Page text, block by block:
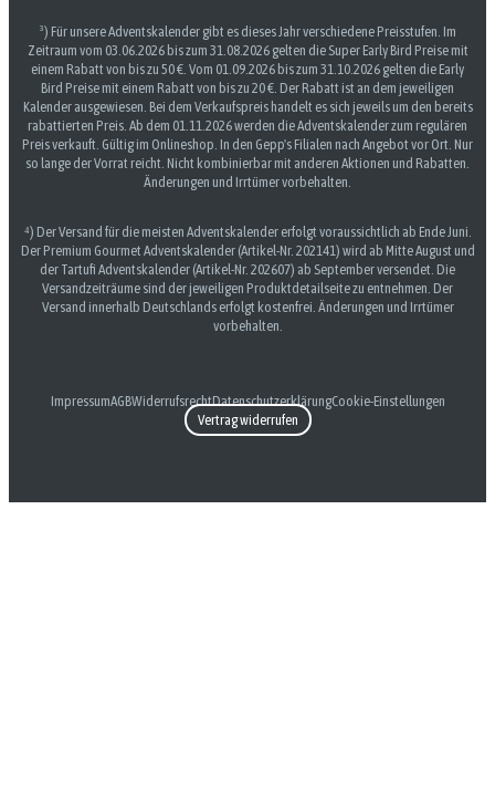
³) Für unsere Adventskalender gibt es dieses Jahr verschiedene Preisstufen. Im
Zeitraum vom 03.06.2026 bis zum 31.08.2026 gelten die Super Early Bird Preise mit
einem Rabatt von bis zu 50 €. Vom 01.09.2026 bis zum 31.10.2026 gelten die Early
Bird Preise mit einem Rabatt von bis zu 20 €. Der Rabatt ist an dem jeweiligen
Kalender ausgewiesen. Bei dem Verkaufspreis handelt es sich jeweils um den bereits
rabattierten Preis. Ab dem 01.11.2026 werden die Adventskalender zum regulären
Preis verkauft. Gültig im Onlineshop. In den Gepp's Filialen nach Angebot vor Ort. Nur
so lange der Vorrat reicht. Nicht kombinierbar mit anderen Aktionen und Rabatten.
Änderungen und Irrtümer vorbehalten.
⁴) Der Versand für die meisten Adventskalender erfolgt voraussichtlich ab Ende Juni.
Der Premium Gourmet Adventskalender (Artikel-Nr. 202141) wird ab Mitte August und
der Tartufi Adventskalender (Artikel-Nr. 202607) ab September versendet. Die
Versandzeiträume sind der jeweiligen Produktdetailseite zu entnehmen. Der
Versand innerhalb Deutschlands erfolgt kostenfrei. Änderungen und Irrtümer
vorbehalten.
ImpressumAGBWiderrufsrechtDatenschutzerklärungCookie-Einstellungen
Vertrag widerrufen